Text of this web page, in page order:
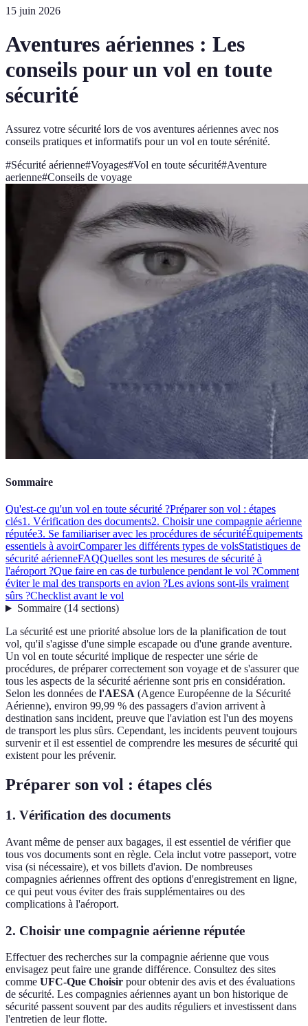
15 juin 2026
Aventures aériennes : Les
conseils pour un vol en toute
sécurité
Assurez votre sécurité lors de vos aventures aériennes avec nos
conseils pratiques et informatifs pour un vol en toute sérénité.
#Sécurité aérienne#Voyages#Vol en toute sécurité#Aventure
aerienne#Conseils de voyage
Sommaire
Qu'est-ce qu'un vol en toute sécurité ?Préparer son vol : étapes
clés1. Vérification des documents2. Choisir une compagnie aérienne
réputée3. Se familiariser avec les procédures de sécuritéÉquipements
essentiels à avoirComparer les différents types de volsStatistiques de
sécurité aérienneFAQQuelles sont les mesures de sécurité à
l'aéroport ?Que faire en cas de turbulence pendant le vol ?Comment
éviter le mal des transports en avion ?Les avions sont-ils vraiment
sûrs ?Checklist avant le vol
Sommaire(14 sections)
La sécurité est une priorité absolue lors de la planification de tout
vol, qu'il s'agisse d'une simple escapade ou d'une grande aventure.
Un vol en toute sécurité implique de respecter une série de
procédures, de préparer correctement son voyage et de s'assurer que
tous les aspects de la sécurité aérienne sont pris en considération.
Selon les données de l'AESA (Agence Européenne de la Sécurité
Aérienne), environ 99,99 % des passagers d'avion arrivent à
destination sans incident, preuve que l'aviation est l'un des moyens
de transport les plus sûrs. Cependant, les incidents peuvent toujours
survenir et il est essentiel de comprendre les mesures de sécurité qui
existent pour les prévenir.
Préparer son vol : étapes clés
1. Vérification des documents
Avant même de penser aux bagages, il est essentiel de vérifier que
tous vos documents sont en règle. Cela inclut votre passeport, votre
visa (si nécessaire), et vos billets d'avion. De nombreuses
compagnies aériennes offrent des options d'enregistrement en ligne,
ce qui peut vous éviter des frais supplémentaires ou des
complications à l'aéroport.
2. Choisir une compagnie aérienne réputée
Effectuer des recherches sur la compagnie aérienne que vous
envisagez peut faire une grande différence. Consultez des sites
comme UFC-Que Choisir pour obtenir des avis et des évaluations
de sécurité. Les compagnies aériennes ayant un bon historique de
sécurité passent souvent par des audits réguliers et investissent dans
l'entretien de leur flotte.